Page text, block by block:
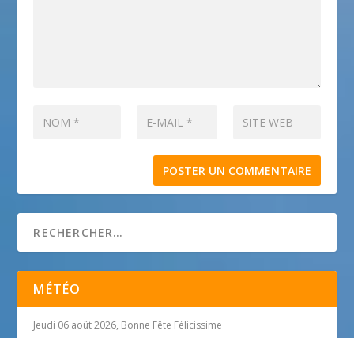
MÉTÉO
Jeudi 06 août 2026, Bonne Fête Félicissime